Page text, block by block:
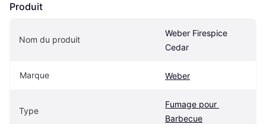
Produit
Nom du produit
Weber Firespice
Cedar
Marque Weber
Type
Fumage pour
Barbecue